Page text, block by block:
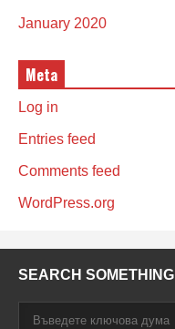
January 2020
Meta
Log in
Entries feed
Comments feed
WordPress.org
SEARCH SOMETHING